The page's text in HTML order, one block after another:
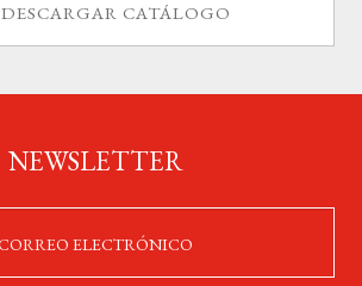
DESCARGAR CATÁLOGO
NEWSLETTER